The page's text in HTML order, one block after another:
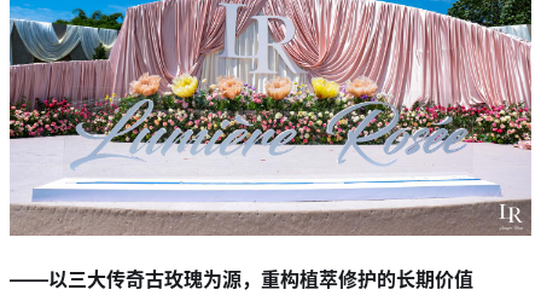
——以三大传奇古玫瑰为源，重构植萃修护的长期价值